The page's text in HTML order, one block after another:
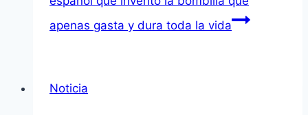
apenas gasta y dura toda la vida
Noticia